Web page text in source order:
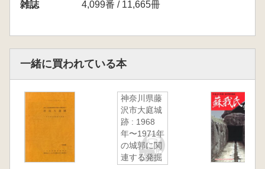
立石謙次 元代雲南の民間文献の成立
雑誌 4,099番 / 11,665冊
一緒に買われている本
神奈川県藤
沢市大庭城
跡 : 1968
年〜1971年
の城郭に関
連する発掘